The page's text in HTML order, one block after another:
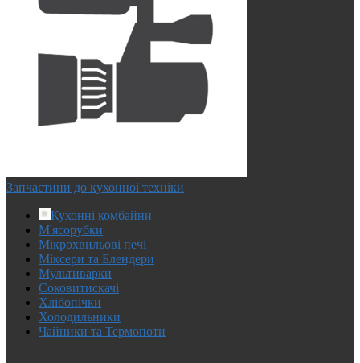
Запчастини до кухонної техніки
Кухонні комбайни
М'ясорубки
Мікрохвильові печі
Міксери та Блендери
Мультиварки
Соковитискачі
Хлібопічки
Холодильники
Чайники та Термопоти